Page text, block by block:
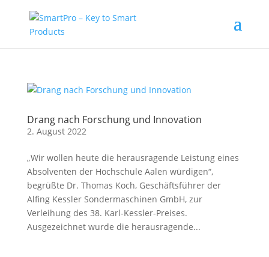
Drang nach Forschung und Innovation
2. August 2022
„Wir wollen heute die herausragende Leistung eines
Absolventen der Hochschule Aalen würdigen“,
begrüßte Dr. Thomas Koch, Geschäftsführer der
Alfing Kessler Sondermaschinen GmbH, zur
Verleihung des 38. Karl-Kessler-Preises.
Ausgezeichnet wurde die herausragende...